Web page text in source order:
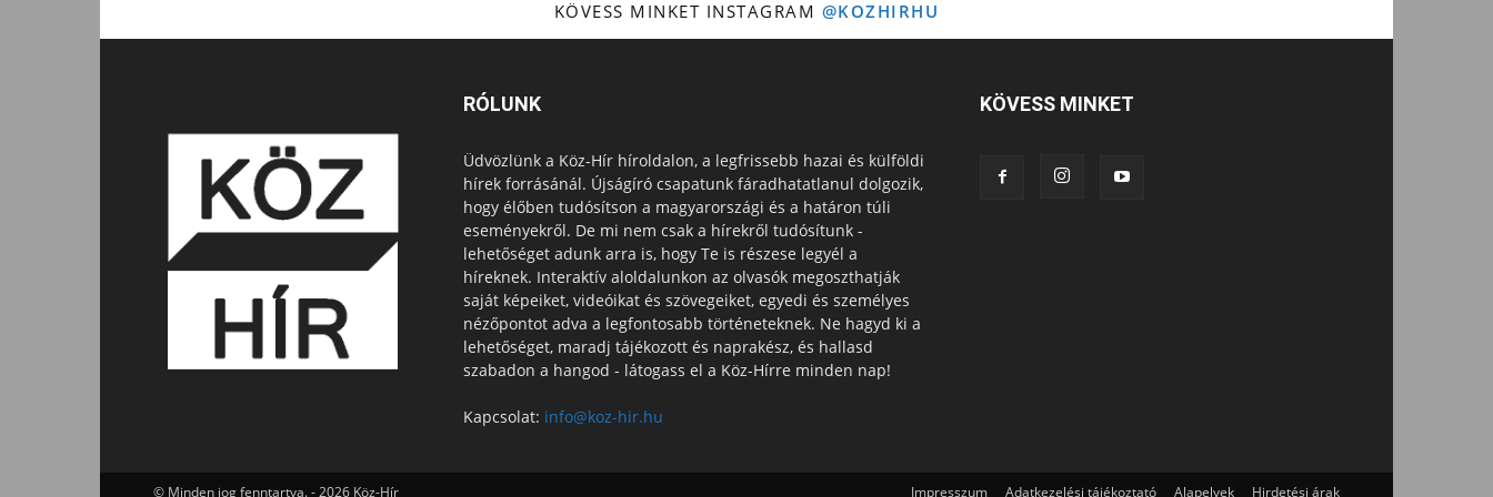
KÖVESS MINKET INSTAGRAM @KOZHIRHU
RÓLUNK
Üdvözlünk a Köz-Hír híroldalon, a legfrissebb hazai és külföldi
hírek forrásánál. Újságíró csapatunk fáradhatatlanul dolgozik,
hogy élőben tudósítson a magyarországi és a határon túli
eseményekről. De mi nem csak a hírekről tudósítunk -
lehetőséget adunk arra is, hogy Te is részese legyél a
híreknek. Interaktív aloldalunkon az olvasók megoszthatják
saját képeiket, videóikat és szövegeiket, egyedi és személyes
nézőpontot adva a legfontosabb történeteknek. Ne hagyd ki a
lehetőséget, maradj tájékozott és naprakész, és hallasd
szabadon a hangod - látogass el a Köz-Hírre minden nap!
Kapcsolat: info@koz-hir.hu
KÖVESS MINKET
Impresszum Adatkezelési tájékoztató Alapelvek Hirdetési árak
© Minden jog fenntartva. - 2026 Köz-Hír